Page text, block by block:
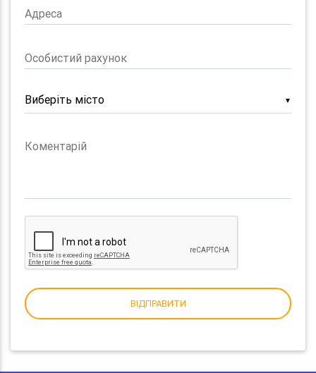
Адреса
Особистий рахунок
▼
Коментарій
ВІДПРАВИТИ